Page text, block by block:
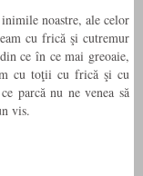
noastre, ale celor
cu frică şi cutremur
ce în ce mai greoaie,
cu toţii cu frică şi cu
parcă nu ne venea să
vis.